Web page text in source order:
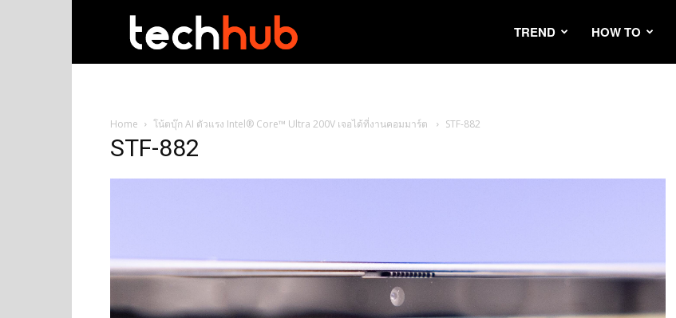
TREND HOW TO
Home โน้ตบุ๊ก AI ตัวแรง Intel® Core™ Ultra 200V เจอได้ที่งานคอมมาร์ต STF-882
STF-882